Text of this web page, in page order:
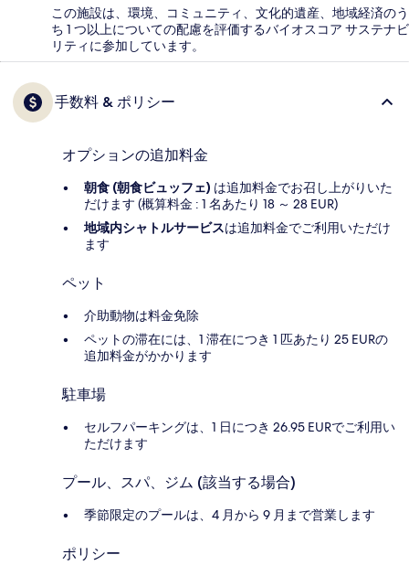
この施設は、環境、コミュニティ、文化的遺産、地域経済のう
ち 1 つ以上についての配慮を評価するバイオスコア サステナビ
リティに参加しています。
手数料 & ポリシー
オプションの追加料金
朝食 (朝食ビュッフェ) は追加料金でお召し上がりいた
だけます (概算料金 : 1 名あたり 18 ～ 28 EUR)
地域内シャトルサービスは追加料金でご利用いただけ
ます
ペット
介助動物は料金免除
ペットの滞在には、1 滞在につき 1 匹あたり 25 EURの
追加料金がかかります
駐車場
セルフパーキングは、1 日につき 26.95 EURでご利用い
ただけます
プール、スパ、ジム (該当する場合)
季節限定のプールは、4 月から 9 月まで営業します
ポリシー